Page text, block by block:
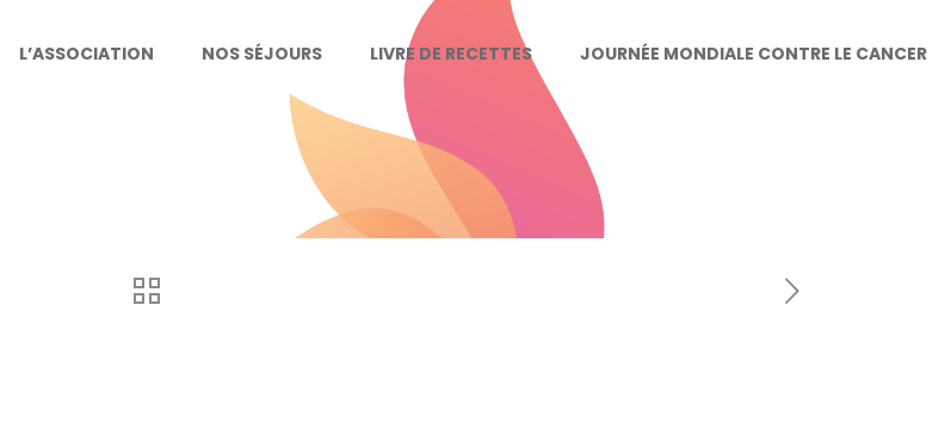
L’ASSOCIATION NOS SÉJOURS LIVRE DE RECETTES JOURNÉE MONDIALE CONTRE LE CANCER